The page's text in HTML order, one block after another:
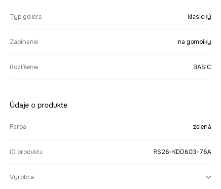
Typ goliera klasický
Zapínanie na gombíky
Rozlíšenie BASIC
Údaje o produkte
Farba zelená
ID produktu RS26-KDD603-76A
Výrobca